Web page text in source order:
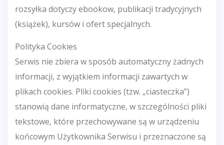
rozsyłka dotyczy ebookow, publikacji tradycyjnych
(książek), kursów i ofert specjalnych.
Polityka Cookies
Serwis nie zbiera w sposób automatyczny żadnych
informacji, z wyjątkiem informacji zawartych w
plikach cookies. Pliki cookies (tzw. „ciasteczka”)
stanowią dane informatyczne, w szczególności pliki
tekstowe, które przechowywane są w urządzeniu
końcowym Użytkownika Serwisu i przeznaczone są